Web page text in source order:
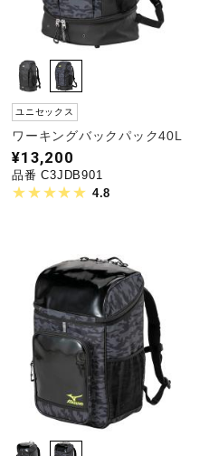
ユニセックス
ワーキングバックパック40L
¥13,200
品番 C3JDB901
4.8